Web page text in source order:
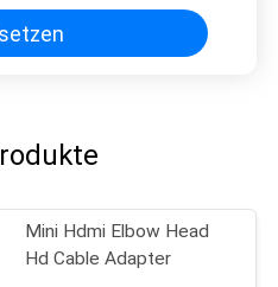
Mini Hdmi Elbow Head
Hd Cable Adapter